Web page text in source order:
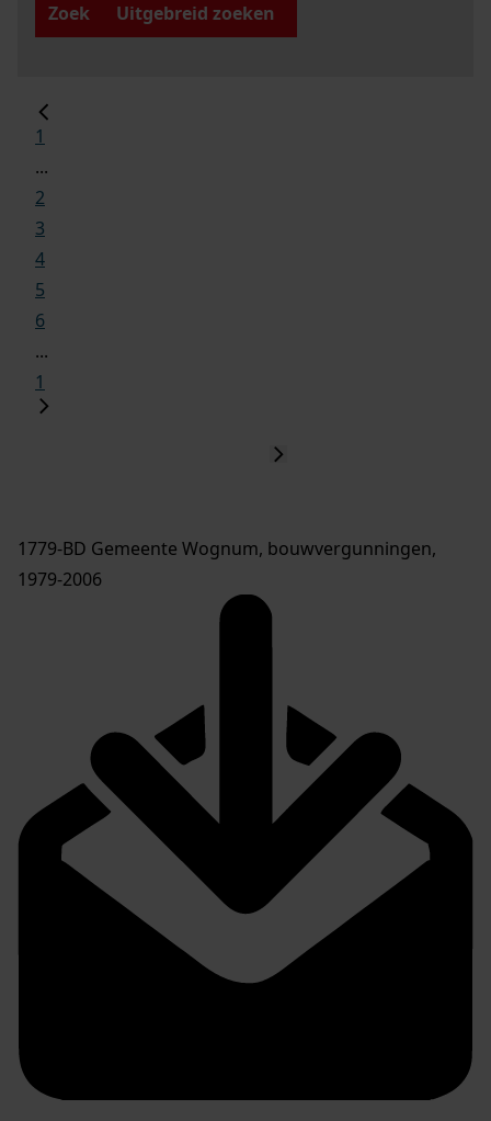
Zoek
Uitgebreid zoeken
1
...
2
3
4
5
6
...
1
1779-BD Gemeente Wognum, bouwvergunningen,
1979-2006